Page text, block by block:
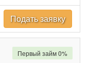
Подать заявку
Первый займ 0%